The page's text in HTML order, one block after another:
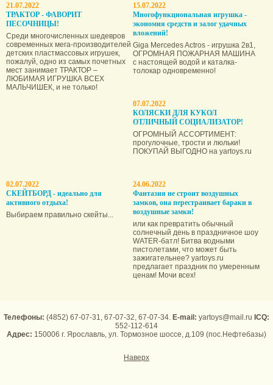
21.07.2022
ТРАКТОР - ФАВОРИТ
ПЕСОЧНИЦЫ!
Среди многочисленных шедевров
современных мега-производителей
детских пластмассовых игрушек,
пожалуй, одно из самых почетных
мест занимает ТРАКТОР –
ЛЮБИМАЯ ИГРУШКА ВСЕХ
МАЛЬЧИШЕК, и не только!
15.07.2022
Многофункциональная игрушка -
экономия средств и залог удачных
вложений!
Giga Mercedes Actros - игрушка 2в1,
ОГРОМНАЯ ПОЖАРНАЯ МАШИНА
с настоящей водой и каталка-
толокар одновременно!
07.07.2022
КОЛЯСКИ ДЛЯ КУКОЛ
ОТЛИЧНЫЙ СОЦИАЛИЗАТОР!
ОГРОМНЫЙ АССОРТИМЕНТ:
прогулочные, трости и люльки!
ПОКУПАЙ ВЫГОДНО на yartoys.ru
02.07.2022
СКЕЙТБОРД - идеально для
активного отдыха!
Выбираем правильно скейты...
24.06.2022
Фантазия не строит воздушных
замков, она пере­страивает бараки в
воздушные замки!
или как превратить обычный
солнечный день в праздничное шоу
WATER-батл! Битва водными
пистолетами, что может быть
зажигательнее? yartoys.ru
предлагает праздник по умеренным
ценам! Мочи всех!
Телефоны: (4852) 67-07-31, 67-07-32, 67-07-34. E-mail: yartoys@mail.ru ICQ:
552-112-614
Адрес: 150006 г. Ярославль, ул. Тормозное шоссе, д.109 (пос.Нефтебазы)
Наверх